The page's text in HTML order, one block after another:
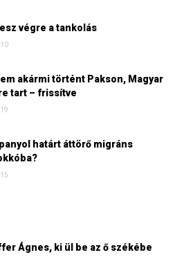
végre a tankolás
akármi történt Pakson, Magyar
tart – frissítve
határt áttörő migráns
Ágnes, ki ül be az ő székébe